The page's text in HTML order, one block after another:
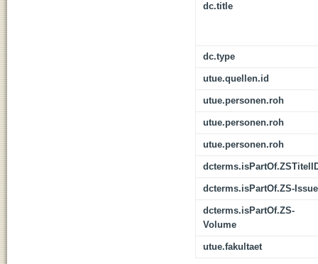
dc.title
dc.type
utue.quellen.id
utue.personen.roh
utue.personen.roh
utue.personen.roh
dcterms.isPartOf.ZS-Issue
dcterms.isPartOf.ZS-
Volume
utue.fakultaet